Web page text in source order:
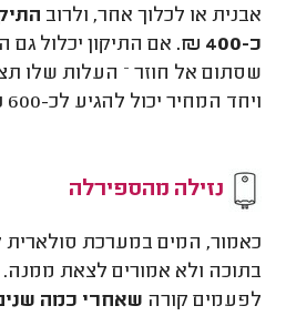
אבנית או לכלוך אחר, ולרוב
כ-400 ₪.
אם התיקון יכלול
שסתום אל חוזר – העלות שלו
ויחד המחיר יכול להגיע לכ-600 ₪.
נזילה מהספירלה
כאמור, המים במערכת סולארית
בתוכה ולא אמורים לצאת
לפעמים קורה שאחרי כמה